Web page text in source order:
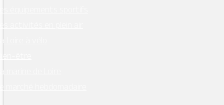
équipements sportifs
activités en plein air
Loire à vélo
être
marine de Loire
marché hebdomadaire